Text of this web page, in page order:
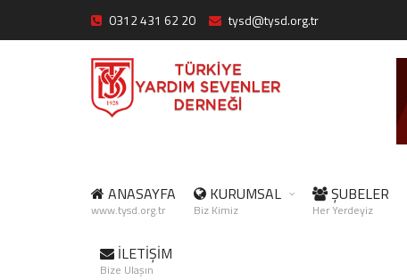
0312 431 62 20 tysd@tysd.org.tr
ANASAYFA
www.tysd.org.tr
KURUMSAL
Biz Kimiz
ŞUBELER
Her Yerdeyiz
İLETİŞİM
Bize Ulaşın